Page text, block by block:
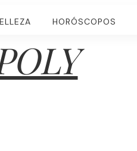
HORÓSCOPOS